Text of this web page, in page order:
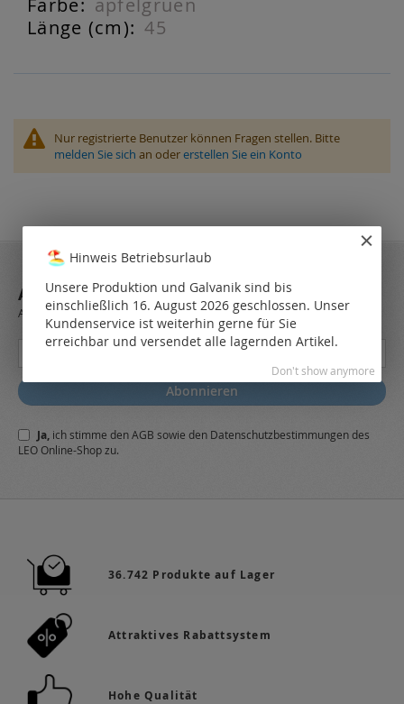
Weiter
Angaben
apfelgruen
45
Nur registrierte Benutzer können Fragen stellen. Bitte
melden Sie sich an odererstellen Sie ein Konto
ABONNIEREN SIE UNSEREN NEWSLETTER
Always stay up to date and find out what's new from the very first hand.
Melden
sich
für
Newsletter
a:
Abonnieren
Ja, ich stimme denAGB sowie den Datenschutzbestimmungendes
LEO Online-Shop zu.
36.742 Produkte auf Lager
Attraktives Rabattsystem
Hohe Qualität
Hinweis Betriebsurlaub
Unsere Produktion und Galvanik sind bis
einschließlich 16. August 2026 geschlossen. Unser
Kundenservice ist weiterhin gerne für Sie
erreichbar und versendet alle lagernden Artikel.
Don't show anymore